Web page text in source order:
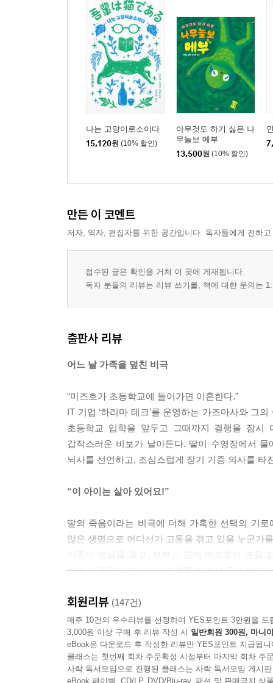
나는 고양이로소이다
15,120원 (10% 할인)
아무것도 하기 싫은 나
무늘보 메부
13,500원 (10% 할인)
만든 이 코멘트
저자, 역자, 편집자를 위한 공간입니다. 독자들에게 전하
접수된 글은 확인을 거쳐 이 곳에 게재됩니다.
독자 분들의 리뷰는 리뷰 쓰기를, 책에 대한 문의는
출판사 리뷰
어느 날 가족을 덮친 비극
“미즈호가 초등학교에 들어가면 이혼한다.”
IT 기업 ‘하리마 테크’를 운영하는 가즈마사와 그
초등학교 입학을 앞두고 그때까지 결행을 잠
갑작스러운 비보가 날아든다. 딸이 수영장에서
뇌사를 선언하고, 조심스럽게 장기 기증 의사를 타
“이 아이는 살아 있어요!”
딸의 죽음이라는 비극에 더해 가혹한 선택의 기
않은 생명으로 어디선가 고통을 겪고 있을 누군가
장기 기증을 거부하고 미즈호를 집에서 돌보겠다
딸을 지키려는 금단의 선택, 사랑인가 광기인가
어느 날 회사에서 제품 개발 회의에 참석한 가
손상되어 몸을 가눌 수 없는 환자로 하여금 뇌에
생각을 한다. 그는 그 기술의 개발자인 호시노
회원리뷰 (147건)
매주 10건의 우수리뷰를 선정하여 YES포인트 3만원을 드
3,000원 이상 구매 후 리뷰 작성 시 일반회원 300원, 마니
eBook은 다운로드 후 작성한 리뷰만 YES포인트 지급됩니
클래스는 첫번째 회차 주문확정 시점부터 마지막 회차 주
사락 독서모임으로 진행된 클래스는 사락 독서모임 게시
eBook 페이백, CD/LP, DVD/Blu-ray, 패션 및 판매금지 상